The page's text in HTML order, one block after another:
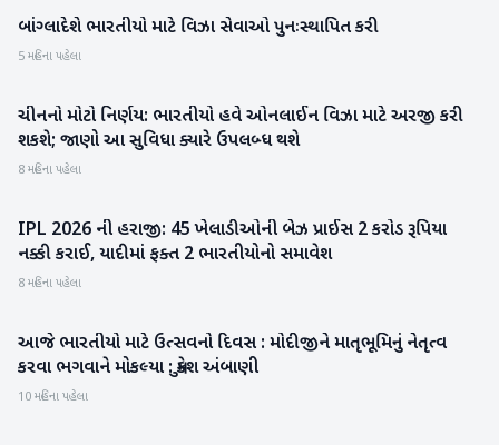
રાષ્ટ્રીય
બાંગ્લાદેશે ભારતીયો માટે વિઝા સેવાઓ પુનઃસ્થાપિત કરી
5 મહિના પહેલા
આંતરરાષ્ટ્રીય
ચીનનો મોટો નિર્ણય: ભારતીયો હવે ઓનલાઈન વિઝા માટે અરજી કરી
શકશે; જાણો આ સુવિધા ક્યારે ઉપલબ્ધ થશે
8 મહિના પહેલા
રમતગમત
IPL 2026 ની હરાજી: 45 ખેલાડીઓની બેઝ પ્રાઈસ 2 કરોડ રૂપિયા
નક્કી કરાઈ, યાદીમાં ફક્ત 2 ભારતીયોનો સમાવેશ
8 મહિના પહેલા
રાષ્ટ્રીય
આજે ભારતીયો માટે ઉત્‍સવનો દિવસ : મોદીજીને માતૃભૂમિનું નેતૃત્‍વ
કરવા ભગવાને મોકલ્‍યા : મુકેશ અંબાણી
10 મહિના પહેલા